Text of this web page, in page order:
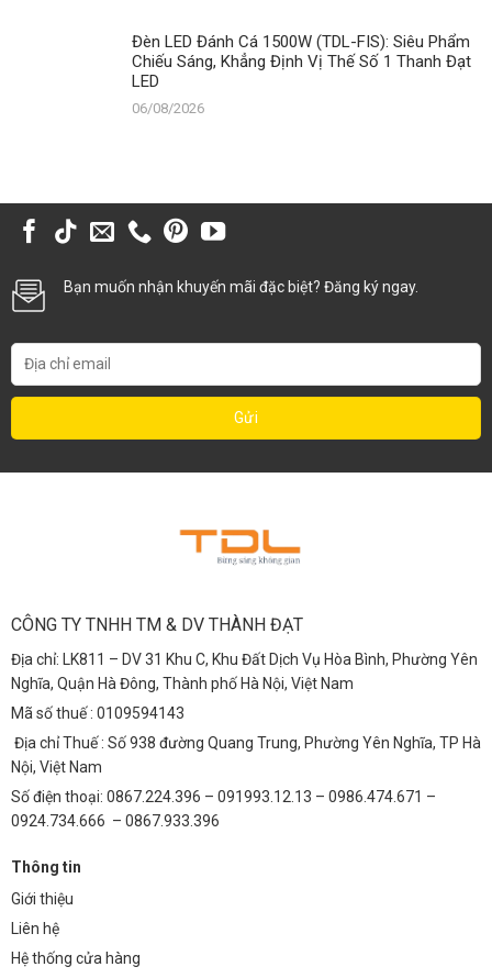
Đèn LED Đánh Cá 1500W (TDL-FIS): Siêu Phẩm
Chiếu Sáng, Khẳng Định Vị Thế Số 1 Thanh Đạt
LED
06/08/2026
Bạn muốn nhận khuyến mãi đặc biệt? Đăng ký ngay.
CÔNG TY TNHH TM & DV THÀNH ĐẠT
Địa chỉ: LK811 – DV 31 Khu C, Khu Đất Dịch Vụ Hòa Bình, Phường Yên
Nghĩa, Quận Hà Đông, Thành phố Hà Nội, Việt Nam
Mã số thuế : 0109594143
Địa chỉ Thuế : Số 938 đường Quang Trung, Phường Yên Nghĩa, TP Hà
Nội, Việt Nam
Số điện thoại: 0867.224.396 – 091993.12.13 – 0986.474.671 –
0924.734.666 – 0867.933.396
Thông tin
Giới thiệu
Liên hệ
Hệ thống cửa hàng